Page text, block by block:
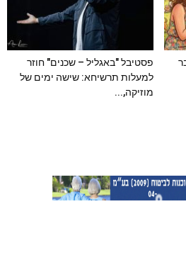
פסטיבל "באגליל – שכנים" חוזר
למעלות תרשיחא: שישה ימים של
מוזיקה,...